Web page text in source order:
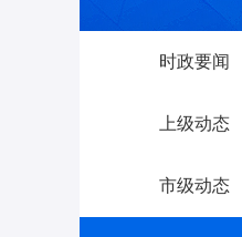
时政要闻
上级动态
市级动态